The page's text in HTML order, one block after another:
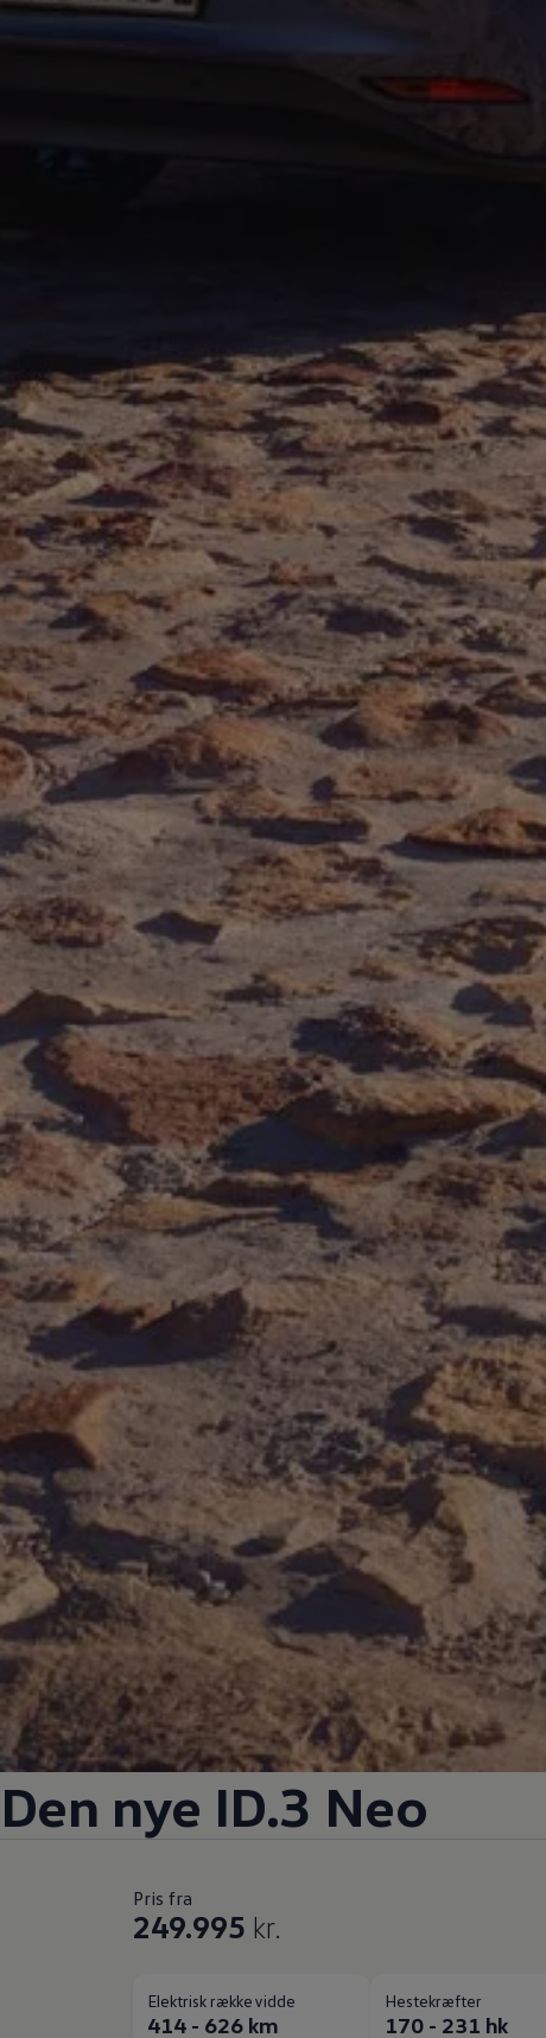
Den nye ID.3 Neo
Pris fra
249.995 kr.
Elektrisk rækkevidde
414 - 626 km
Hestekræfter
170 - 231 hk